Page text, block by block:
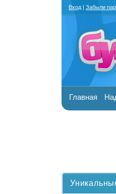
Вход | Забыли
Главная